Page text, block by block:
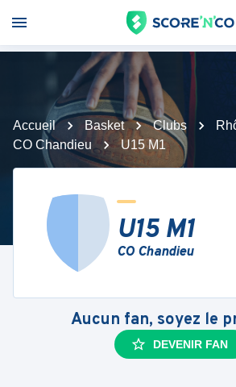
Accueil Basket Clubs
CO Chandieu
U15 M1
U15 M1
CO Chandieu
Aucun fan, soyez le
DEVENIR FAN